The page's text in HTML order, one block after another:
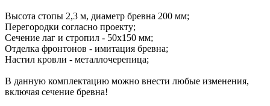
Высота стопы 2,3 м, диаметр бревна 200 мм;
Перегородки согласно проекту;
Сечение лаг и стропил - 50х150 мм;
Отделка фронтонов - имитация бревна;
Настил кровли - металлочерепица;
В данную комплектацию можно внести любые изменения,
включая сечение бревна!